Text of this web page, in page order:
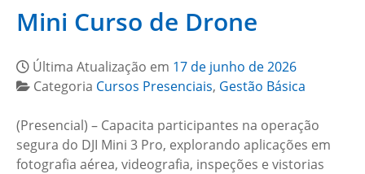
Mini Curso de Drone
Última Atualização em 17 de junho de 2026
Categoria Cursos Presenciais, Gestão Básica
(Presencial) – Capacita participantes na operação
segura do DJI Mini 3 Pro, explorando aplicações em
fotografia aérea, videografia, inspeções e vistorias